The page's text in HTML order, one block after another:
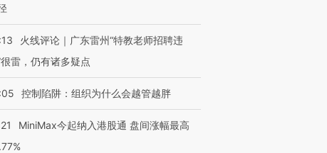
火线评论｜广东雷州“特教老师招聘违
很雷，仍有诸多疑点
控制陷阱：组织为什么会越管越胖
MiniMax今起纳入港股通 盘间涨幅最高